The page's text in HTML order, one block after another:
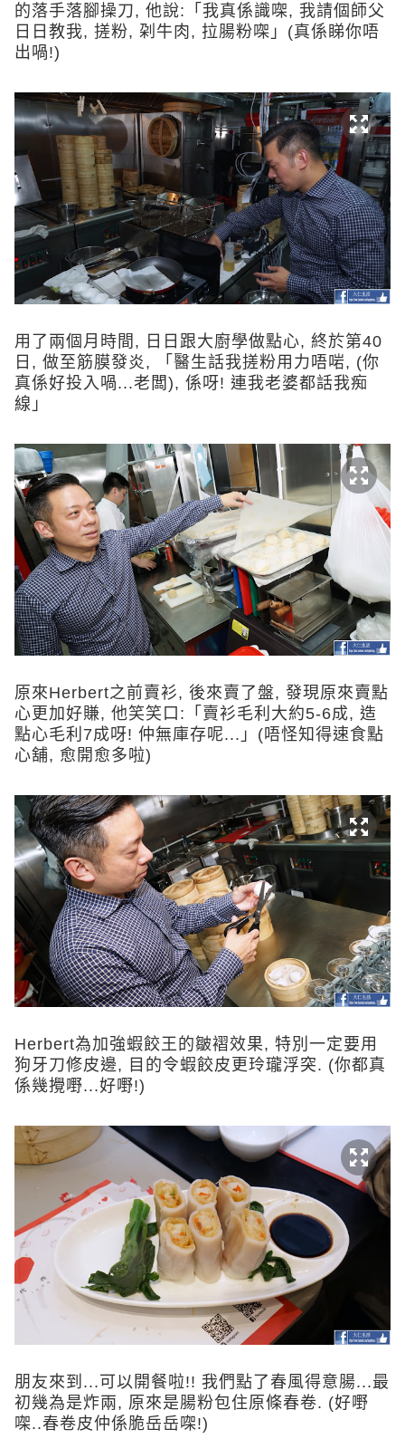
的落手落腳操刀, 他說:「我真係識㗎, 我請個師父
日日教我, 搓粉, 刴牛肉, 拉腸粉㗎」(真係睇你唔
出喎!)
用了兩個月時間, 日日跟大廚學做點心, 終於第40
日, 做至筋膜發炎, 「醫生話我搓粉用力唔啱, (你
真係好投入喎...老闆), 係呀! 連我老婆都話我痴
線」
原來Herbert之前賣衫, 後來賣了盤, 發現原來賣點
心更加好賺, 他笑笑口:「賣衫毛利大約5-6成, 造
點心毛利7成呀! 仲無庫存呢...」(唔怪知得速食點
心舖, 愈開愈多啦)
Herbert為加強蝦餃王的皺褶效果, 特別一定要用
狗牙刀修皮邊, 目的令蝦餃皮更玲瓏浮突. (你都真
係幾攪嘢...好嘢!)
朋友來到...可以開餐啦!! 我們點了春風得意腸...最
初幾為是炸兩, 原來是腸粉包住原條春卷. (好嘢
㗎..春卷皮仲係脆岳岳㗎!)